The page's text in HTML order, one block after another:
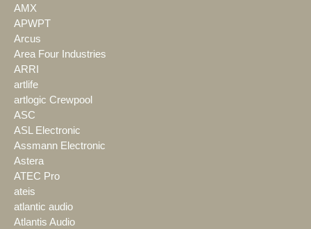
AMX
APWPT
Arcus
Area Four Industries
ARRI
artlife
artlogic Crewpool
ASC
ASL Electronic
Assmann Electronic
Astera
ATEC Pro
ateis
atlantic audio
Atlantis Audio